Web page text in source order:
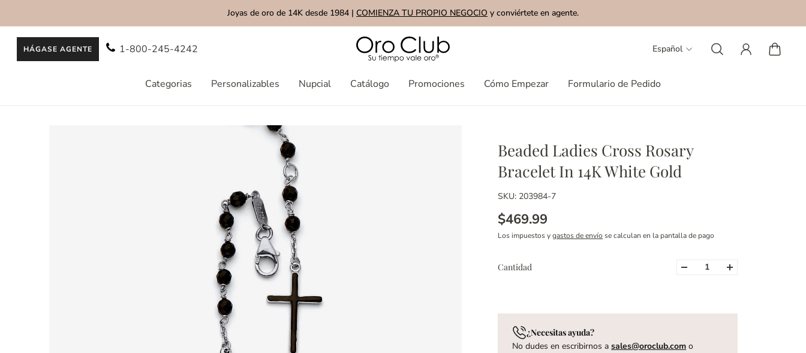
Joyas de oro de 14K desde 1984 | COMIENZA TU PROPIO NEGOCIO y conviértete en agente.
Categorias Personalizables Nupcial Catálogo Promociones Cómo Empezar Formulario de Pedido
Español
HÁGASE AGENTE 1-800-245-4242
Beaded Ladies Cross Rosary
Bracelet In 14K White Gold
SKU: 203984-7
$469.99
Los impuestos ygastos de envío se calculan en la pantalla de pago
Cantidad
¿Necesitas ayuda?
No dudes en escribirnos asales@oroclub.com o